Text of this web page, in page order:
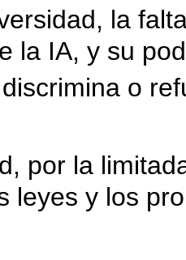
la
la IA, y su
o
por la
leyes y los